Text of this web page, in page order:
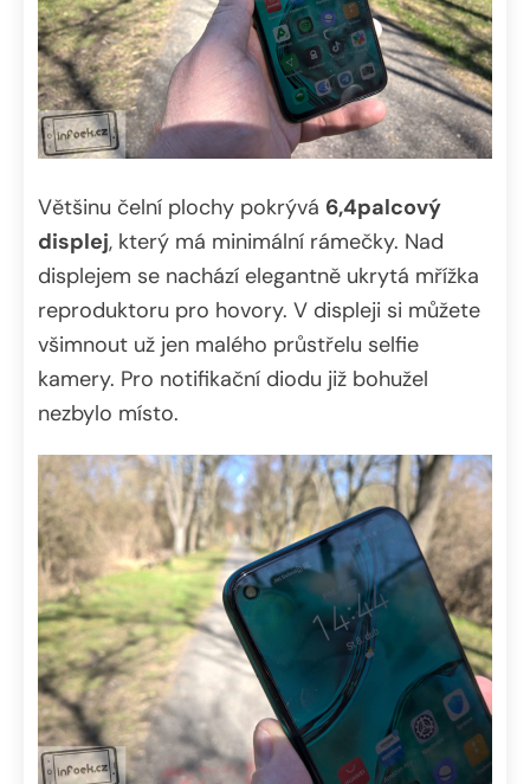
Většinu čelní plochy pokrývá 6,4palcový
displej, který má minimální rámečky. Nad
displejem se nachází elegantně ukrytá mřížka
reproduktoru pro hovory. V displeji si můžete
všimnout už jen malého průstřelu selfie
kamery. Pro notifikační diodu již bohužel
nezbylo místo.